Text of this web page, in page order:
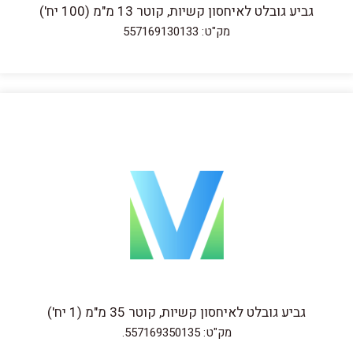
גביע גובלט לאיחסון קשיות, קוטר 13 מ"מ (100 יח')
מק"ט: 557169130133
גביע גובלט לאיחסון קשיות, קוטר 35 מ"מ (1 יח')
מק"ט: 557169350135.